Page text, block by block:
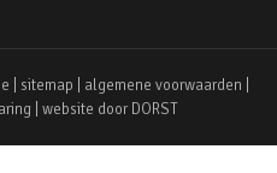
| sitemap algemene voorwaarden
| website door DORST